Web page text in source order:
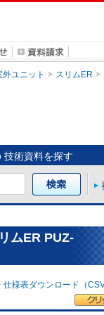
外ユニット スリムER
技術資料を探す
ムER PUZ-
仕様表ダウンロード（